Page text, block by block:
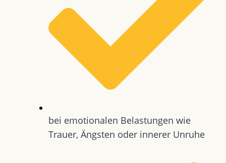
bei emotionalen Belastungen wie
Trauer, Ängsten oder innerer Unruhe